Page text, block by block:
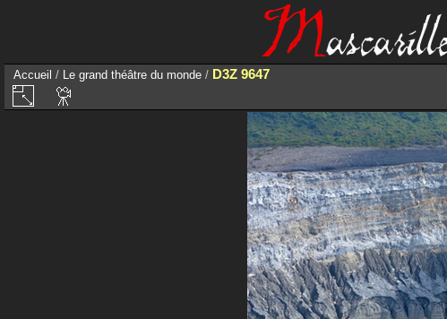
Accueil / Le grand théâtre du monde / D3Z 9647